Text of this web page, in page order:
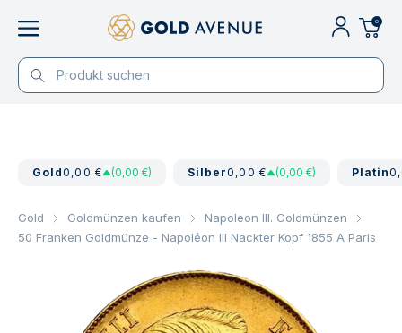
0
Gold0,00 € (0,00 €) Silber0,00 € (0,00 €) Platin
Gold Goldmünzen kaufen
Napoleon III. Goldmünzen
50 Franken Goldmünze - Napoléon III Nackter Kopf 1855 A Paris